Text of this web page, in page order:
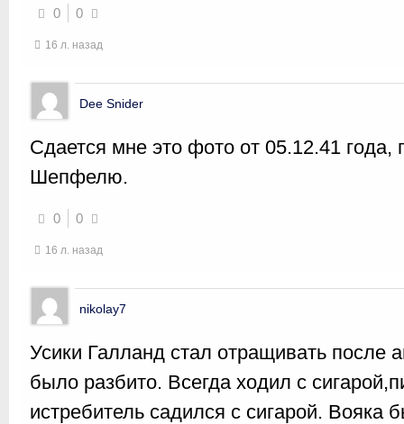
0 0
16 л. назад
Dee Snider
Сдается мне это фото от 05.12.41 года,
Шепфелю.
0 0
16 л. назад
nikolay7
Усики Галланд стал отращивать после
было разбито. Всегда ходил с
истребитель садился с сигарой. Вояка